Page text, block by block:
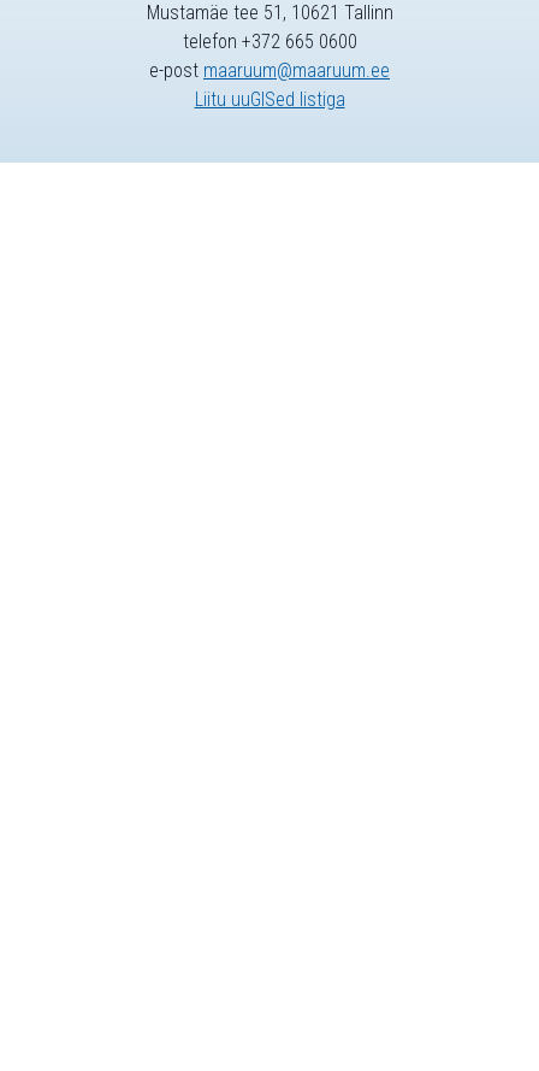
Mustamäe tee 51, 10621 Tallinn
telefon +372 665 0600
e-post maaruum@maaruum.ee
Liitu uuGISed listiga